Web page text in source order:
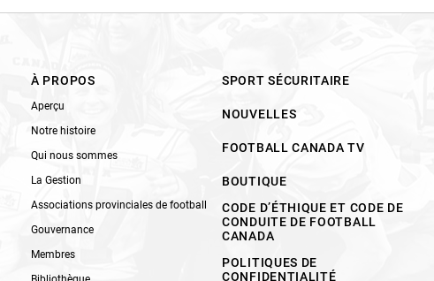
À PROPOS
Aperçu
Notre histoire
Qui nous sommes
La Gestion
Associations provinciales de football
Gouvernance
Membres
SPORT SÉCURITAIRE
NOUVELLES
FOOTBALL CANADA TV
BOUTIQUE
CODE D’ÉTHIQUE ET CODE DE
CONDUITE DE FOOTBALL
CANADA
POLITIQUES DE
CONFIDENTIALITÉ